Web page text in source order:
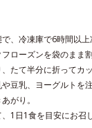
、冷凍庫で6時間以上
ローズンを袋のまま割
たて半分に折ってカッ
豆乳、ヨーグルトを
がり。
1日1食を目安にお召